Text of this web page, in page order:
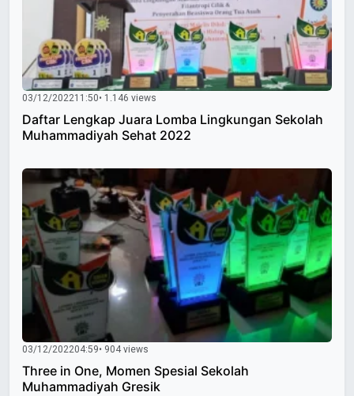
03/12/202211:50• 1.146 views
Daftar Lengkap Juara Lomba Lingkungan Sekolah
Muhammadiyah Sehat 2022
03/12/202204:59• 904 views
Three in One, Momen Spesial Sekolah
Muhammadiyah Gresik